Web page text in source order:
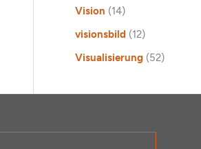
Vision (14)
visionsbild (12)
Visualisierung(52)